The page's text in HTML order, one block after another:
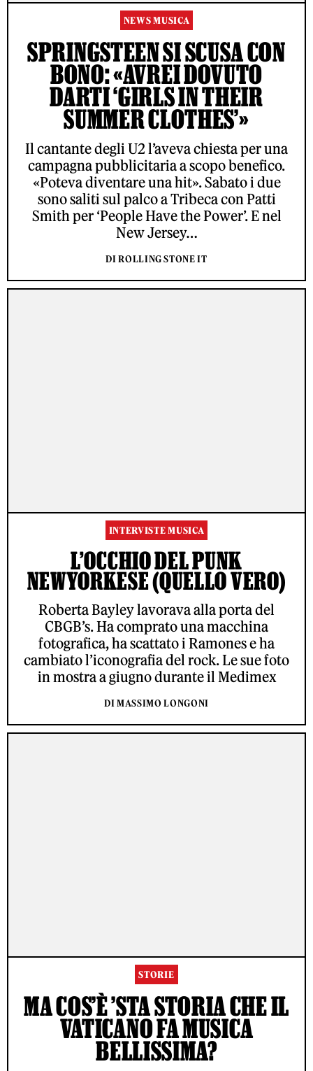
NEWS MUSICA
SPRINGSTEEN SI SCUSA CON
BONO: «AVREI DOVUTO
DARTI ‘GIRLS IN THEIR
SUMMER CLOTHES’»
Il cantante degli U2 l’aveva chiesta per una
campagna pubblicitaria a scopo benefico.
«Poteva diventare una hit». Sabato i due
sono saliti sul palco a Tribeca con Patti
Smith per ‘People Have the Power’. E nel
New Jersey…
DI ROLLING STONE IT
INTERVISTE MUSICA
L’OCCHIO DEL PUNK
NEWYORKESE (QUELLO VERO)
Roberta Bayley lavorava alla porta del
CBGB’s. Ha comprato una macchina
fotografica, ha scattato i Ramones e ha
cambiato l’iconografia del rock. Le sue foto
in mostra a giugno durante il Medimex
DI MASSIMO LONGONI
STORIE
MA COS’È ’STA STORIA CHE IL
VATICANO FA MUSICA
BELLISSIMA?